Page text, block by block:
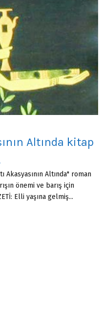
Altında kitap
Akasyasının Altında" roman
önemi ve barış için
Elli yaşına gelmiş...